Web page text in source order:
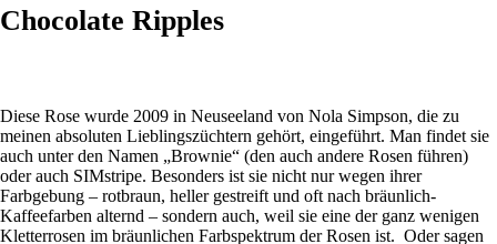
Chocolate Ripples
Diese Rose wurde 2009 in Neuseeland von Nola Simpson, die zu
meinen absoluten Lieblingszüchtern gehört, eingeführt. Man findet sie
auch unter den Namen „Brownie“ (den auch andere Rosen führen)
oder auch SIMstripe. Besonders ist sie nicht nur wegen ihrer
Farbgebung – rotbraun, heller gestreift und oft nach bräunlich-
Kaffeefarben alternd – sondern auch, weil sie eine der ganz wenigen
Kletterrosen im bräunlichen Farbspektrum der Rosen ist. Oder sagen